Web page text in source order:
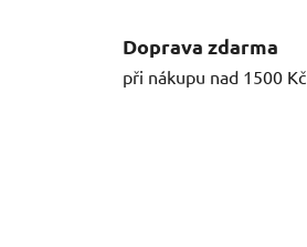
Doprava zdarma
při nákupu nad 1500 Kč